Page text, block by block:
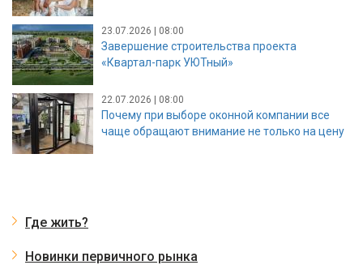
23.07.2026 | 08:00
Завершение строительства проекта
«Квартал-парк УЮТный»
22.07.2026 | 08:00
Почему при выборе оконной компании все
чаще обращают внимание не только на цену
Где жить?
Новинки первичного рынка